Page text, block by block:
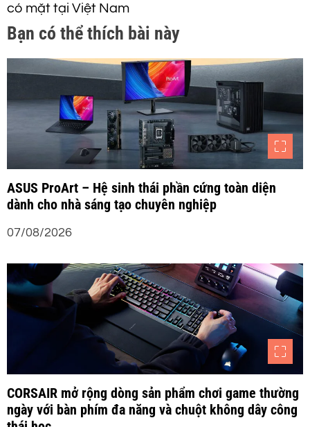
h
ư
ớ
n
g
b
à
v
i
t
có mặt tại Việt Nam
Bạn có thể thích bài này
ASUS ProArt – Hệ sinh thái phần cứng toàn diện
dành cho nhà sáng tạo chuyên nghiệp
07/08/2026
CORSAIR mở rộng dòng sản phẩm chơi game thường
ngày với bàn phím đa năng và chuột không dây công